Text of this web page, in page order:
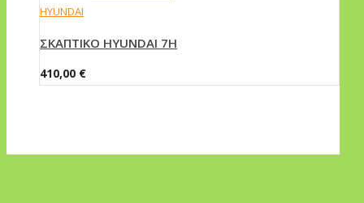
HYUNDAI
ΣKAΠTIKO HYUNDAI 7H
410,00 €